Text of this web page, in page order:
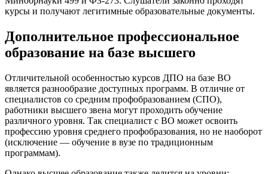
курсы и получают легитимные образовательные документы.
Дополнительное профессиональное
образование на базе высшего
Отличительной особенностью курсов ДПО на базе ВО
является разнообразие доступных программ. В отличие от
специалистов со средним профобразованием (СПО),
работники высшего звена могут проходить обучение
различного уровня. Так специалист с ВО может освоить
профессию уровня среднего профобразования, но не наоборот
(исключение — обучение в вузе по традиционным
программам).